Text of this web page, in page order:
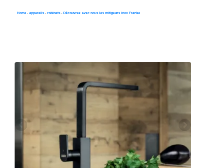
Home - appareils - robinets - Découvrez avec nous les mitigeurs inox Franke